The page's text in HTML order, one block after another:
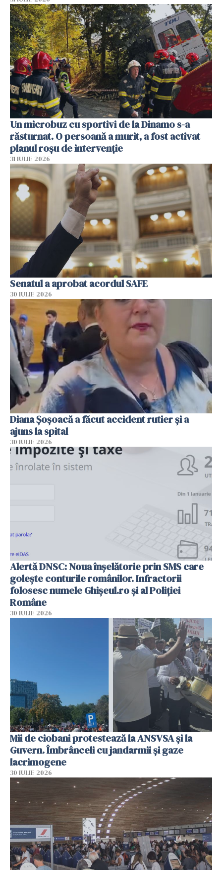
Un microbuz cu sportivi de la Dinamo s-a
răsturnat. O persoană a murit, a fost activat
planul roșu de intervenție
31 IULIE 2026
Senatul a aprobat acordul SAFE
30 IULIE 2026
Diana Șoșoacă a făcut accident rutier și a
ajuns la spital
30 IULIE 2026
Alertă DNSC: Noua înșelătorie prin SMS care
golește conturile românilor. Infractorii
folosesc numele Ghișeul.ro și al Poliției
Române
30 IULIE 2026
Mii de ciobani protestează la ANSVSA și la
Guvern. Îmbrânceli cu jandarmii și gaze
lacrimogene
30 IULIE 2026